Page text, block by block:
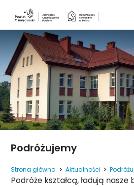
Podróżujemy
Strona główna Aktualności
Podróże kształcą, ładują